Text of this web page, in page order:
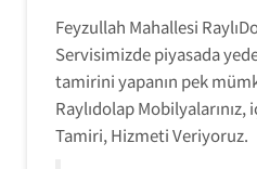
Feyzullah Mahallesi
Servisimizde piyasada
tamirini yapanın pek
Raylıdolap Mobilyalarınız,
Tamiri, Hizmeti Veriyoruz.